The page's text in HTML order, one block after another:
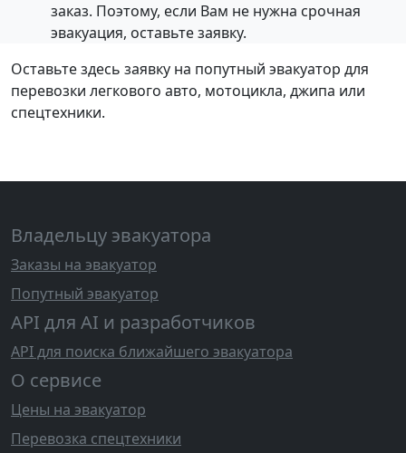
заказ. Поэтому, если Вам не нужна срочная
эвакуация, оставьте заявку.
Оставьте здесь заявку на попутный эвакуатор для
перевозки легкового авто, мотоцикла, джипа или
спецтехники.
Владельцу эвакуатора
Заказы на эвакуатор
Попутный эвакуатор
API для AI и разработчиков
API для поиска ближайшего эвакуатора
О сервисе
Цены на эвакуатор
Перевозка спецтехники